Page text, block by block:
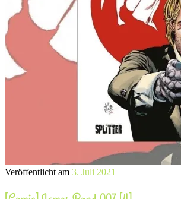
Veröffentlicht am 3. Juli 2021